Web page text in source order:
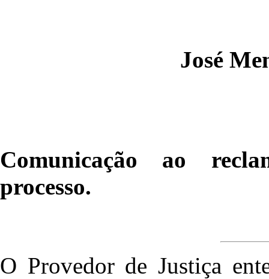
José
Comunicação ao
processo.
O Provedor de Justiça